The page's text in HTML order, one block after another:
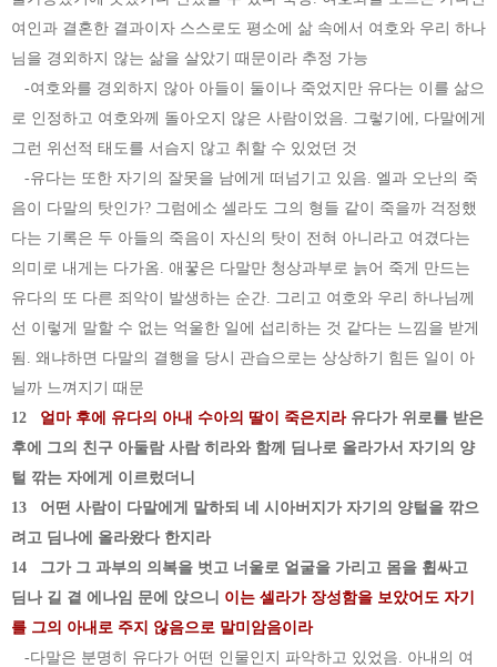
여인과 결혼한 결과이자 스스로도 평소에 삶 속에서 여호와 우리 하나
님을 경외하지 않는 삶을 살았기 때문이라 추정 가능
-여호와를 경외하지 않아 아들이 둘이나 죽었지만 유다는 이를 삶으
로 인정하고 여호와께 돌아오지 않은 사람이었음. 그렇기에, 다말에게
그런 위선적 태도를 서슴지 않고 취할 수 있었던 것
-유다는 또한 자기의 잘못을 남에게 떠넘기고 있음. 엘과 오난의 죽
음이 다말의 탓인가? 그럼에소 셀라도 그의 형들 같이 죽을까 걱정했
다는 기록은 두 아들의 죽음이 자신의 탓이 전혀 아니라고 여겼다는
의미로 내게는 다가옴. 애꿓은 다말만 청상과부로 늙어 죽게 만드는
유다의 또 다른 죄악이 발생하는 순간. 그리고 여호와 우리 하나님께
선 이렇게 말할 수 없는 억울한 일에 섭리하는 것 같다는 느낌을 받게
됨. 왜냐하면 다말의 결행을 당시 관습으로는 상상하기 힘든 일이 아
닐까 느껴지기 때문
12 얼마 후에 유다의 아내 수아의 딸이 죽은지라유다가 위로를 받은
후에 그의 친구 아둘람 사람 히라와 함께 딤나로 올라가서 자기의 양
털 깎는 자에게 이르렀더니
13 어떤 사람이 다말에게 말하되 네 시아버지가 자기의 양털을 깎으
려고 딤나에 올라왔다 한지라
14 그가 그 과부의 의복을 벗고 너울로 얼굴을 가리고 몸을 휩싸고
딤나 길 곁 에나임 문에 앉으니 이는 셀라가 장성함을 보았어도 자기
를 그의 아내로 주지 않음으로 말미암음이라
-다말은 분명히 유다가 어떤 인물인지 파악하고 있었음. 아내의 여